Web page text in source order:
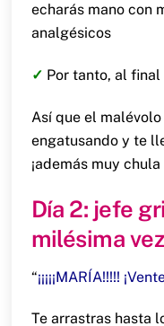
echarás mano con
analgésicos
✓ Por tanto, al
Así que el
engatusando y te
¡además muy
Día 2: jefe
milésima
“¡¡¡¡¡MARÍA!!!!!
Te arrastras hasta